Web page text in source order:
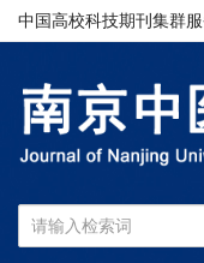
中国高校科技期刊集群